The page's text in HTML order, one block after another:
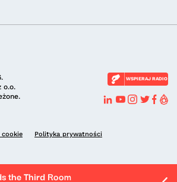
the Third Room
o.o.
WSPIERAJ RADIO
cookie Polityka prywatności